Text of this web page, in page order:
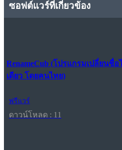
ซอฟต์แวร์ที่เกี่ยวข้อง
RenameCub (โปรแกรมเปลี่ยนชื่
เดียว โดยคนไทย)
ฟรีแวร์
ดาวน์โหลด : 11